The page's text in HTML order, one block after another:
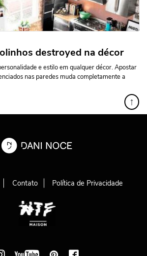
destroyed na décor
e estilo em qualquer décor. Apostar
nas paredes muda completamente a
↑
Contato Política de Privacidade